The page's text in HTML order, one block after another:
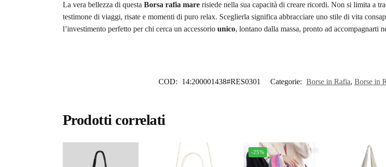
La vera bellezza di questa Borsa rafia marerisiede nella sua capacità di creare ricordi. Non si limita a
testimone di viaggi, risate e momenti di puro relax. Sceglierla significa abbracciare uno stile di vita
l’investimento perfetto per chi cerca un accessorio unico, lontano dalla massa, pronto ad accompagnarti
COD: 14:200001438#RES0301 Categorie: Borse in Rafia, Borse in
Prodotti correlati
-25%